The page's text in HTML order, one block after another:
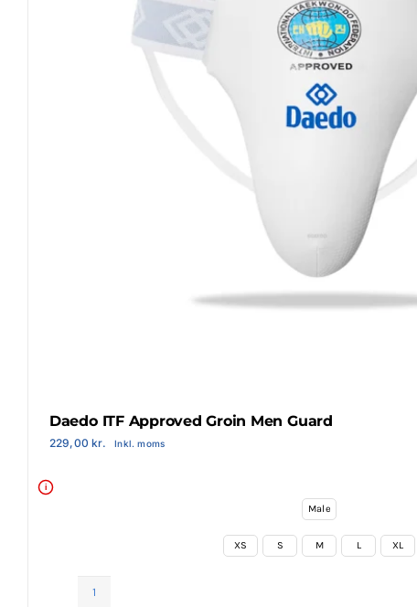
Invictus Brands
Klubaftalesider – Find din klub
Login Klubaftale
Daedo ITF Approved Groin Men Guard
229,00kr. Inkl. moms
i
Male
XS S M L XL